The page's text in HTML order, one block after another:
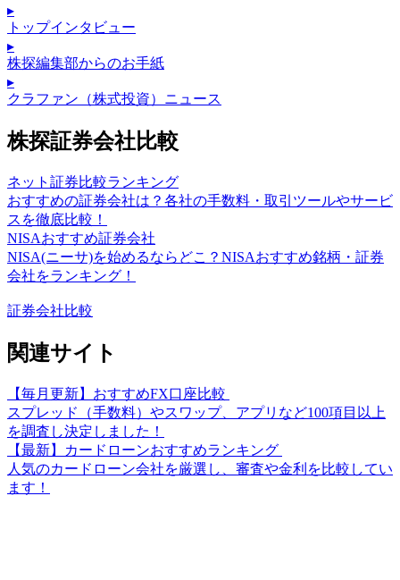
▸
トップインタビュー
▸
株探編集部からのお手紙
▸
クラファン（株式投資）ニュース
株探証券会社比較
ネット証券比較ランキング
おすすめの証券会社は？各社の手数料・取引ツールやサービ
スを徹底比較！
NISAおすすめ証券会社
NISA(ニーサ)を始めるならどこ？NISAおすすめ銘柄・証券
会社をランキング！
証券会社比較
関連サイト
【毎月更新】おすすめFX口座比較
スプレッド（手数料）やスワップ、アプリなど100項目以上
を調査し決定しました！
【最新】カードローンおすすめランキング
人気のカードローン会社を厳選し、審査や金利を比較してい
ます！